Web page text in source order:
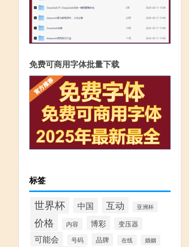
免费可商用字体批量下载
标签
世界杯 中国 互动 亚洲杯
价格 内容 博彩 变压器
可能会 号码 品牌 在线 婚姻